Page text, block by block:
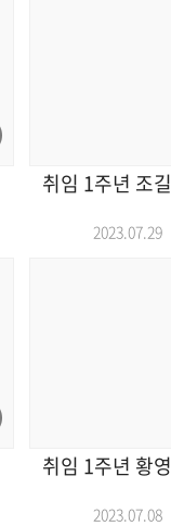
취임 1주년 조
2023.07.29
취임 1주년 황
2023.07.08